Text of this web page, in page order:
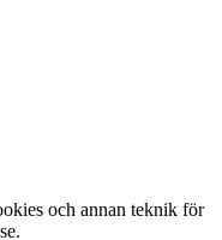
och annan teknik för